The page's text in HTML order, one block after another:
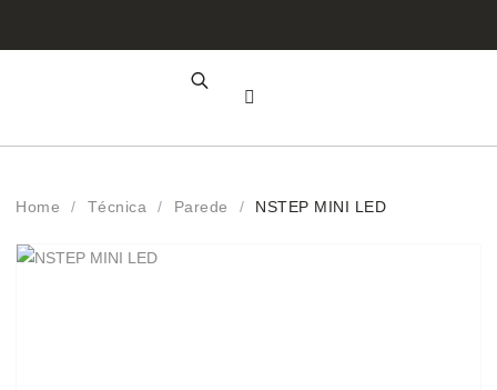
Home / Técnica / Parede / NSTEP MINI LED